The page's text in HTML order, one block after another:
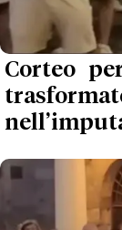
Corteo